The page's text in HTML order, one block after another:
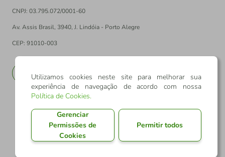
CNPJ: 03.795.072/0001-60
Av. Assis Brasil, 3940, J. Lindóia - Porto Alegre
CEP: 91010-003
Utilizamos cookies neste site para melhorar sua
experiência de navegação de acordo com nossa
Política de Cookies.
Gerenciar
Permissões de
Cookies
Permitir todos